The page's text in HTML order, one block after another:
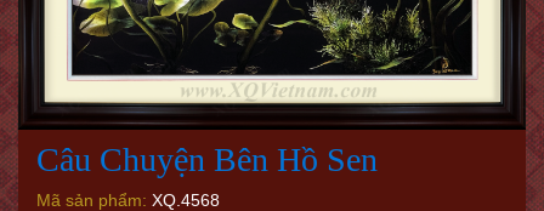
Câu Chuyện Bên Hồ Sen
Mã sản phẩm: XQ.4568